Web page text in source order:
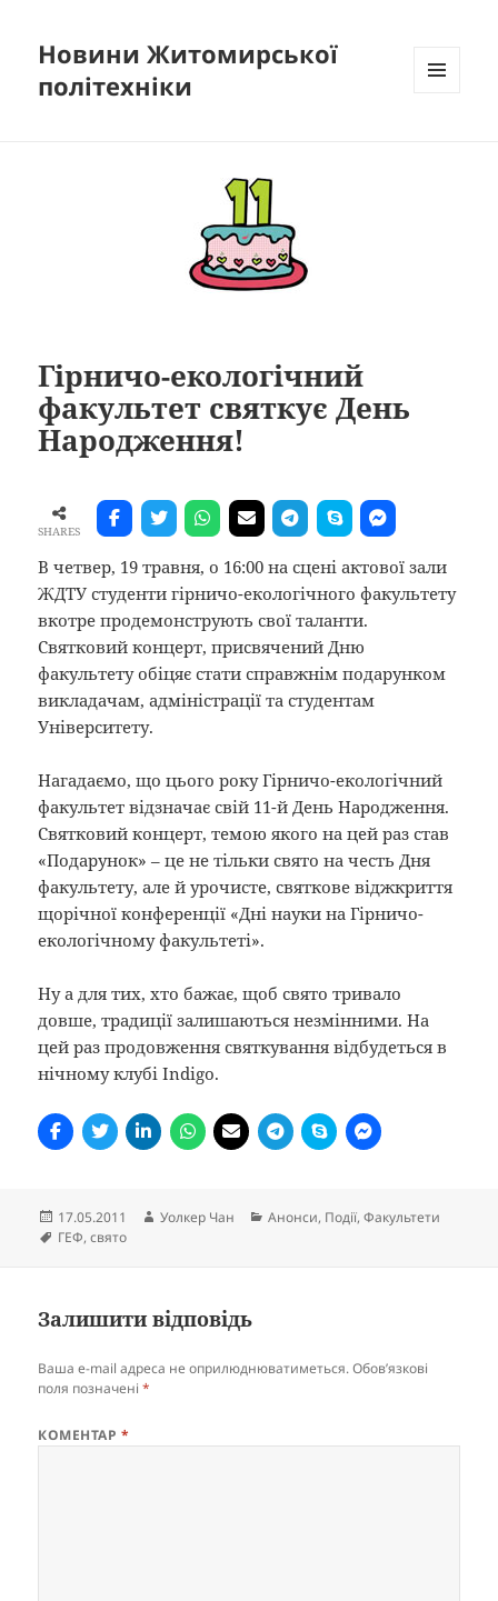
Новини Житомирської
політехніки
Гірничо-екологічний
факультет святкує День
Народження!
SHARES
В четвер, 19 травня, о 16:00 на сцені актової зали
ЖДТУ студенти гірничо-екологічного факультету
вкотре продемонструють свої таланти.
Святковий концерт, присвячений Дню
факультету обіцяє стати справжнім подарунком
викладачам, адміністрації та студентам
Університету.
Нагадаємо, що цього року Гірничо-екологічний
факультет відзначає свій 11-й День Народження.
Святковий концерт, темою якого на цей раз став
«Подарунок» – це не тільки свято на честь Дня
факультету, але й урочисте, святкове віджкриття
щорічної конференції «Дні науки на Гірничо-
екологічному факультеті».
Ну а для тих, хто бажає, щоб свято тривало
довше, традиції залишаються незмінними. На
цей раз продовження святкування відбудеться в
нічному клубі Indigo.
Опубліковано
17.05.2011 Автор
Уолкер Чан Категорії
Анонси, Події,Факультети
Позначки
ГЕФ,свято
Залишити відповідь
Ваша e-mail адреса не оприлюднюватиметься. Обов’язкові
поля позначені*
КОМЕНТАР *